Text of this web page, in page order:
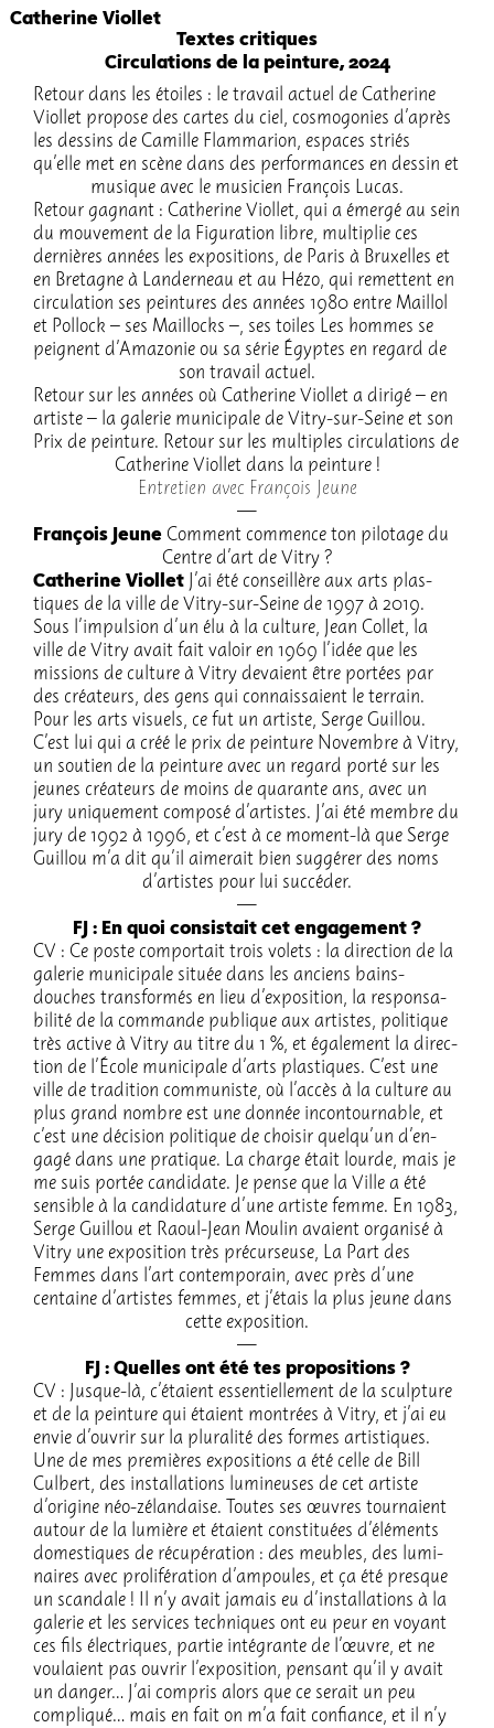
Catherine Viollet
Textes critiques
Circulations de la peinture, 2024
Retour dans les étoiles : le travail actuel de Cathe­rine
Viol­let propose des cartes du ciel, cosmo­go­nies d’après
les dessins de Camille Flam­ma­rion, espaces striés
qu’elle met en scène dans des perfor­mances en dessin et
musique avec le musi­cien François Lucas.
Retour gagnant : Cathe­rine Viol­let, qui a émergé au sein
du mouve­ment de la Figu­ra­tion libre, multi­plie ces
dernières années les expo­si­tions, de Paris à Bruxelles et
en Bretagne à Lander­neau et au Hézo, qui remettent en
circu­la­tion ses pein­tures des années 1980 entre Maillol
et Pollock – ses Maillocks –, ses toiles Les hommes se
peignent d’Ama­zo­nie ou sa série Égyptes en regard de
son travail actuel.
Retour sur les années où Cathe­rine Viol­let a dirigé – en
artiste – la gale­rie muni­ci­pale de Vitry-sur-Seine et son
Prix de pein­ture. Retour sur les multiples circu­la­tions de
Cathe­rine Viol­let dans la pein­ture !
Entre­tien avec François Jeune
François Jeune Comment commence ton pilo­tage du
Centre d’art de Vitry ?
Cathe­rine Viol­let J’ai été conseillère aux arts plas­
tiques de la ville de Vitry-sur-Seine de 1997 à 2019.
Sous l’im­pul­sion d’un élu à la culture, Jean Collet, la
ville de Vitry avait fait valoir en 1969 l’idée que les
missions de culture à Vitry devaient être portées par
des créa­teurs, des gens qui connais­saient le terrain.
Pour les arts visuels, ce fut un artiste, Serge Guillou.
C’est lui qui a créé le prix de pein­ture Novembre à Vitry,
un soutien de la pein­ture avec un regard porté sur les
jeunes créa­teurs de moins de quarante ans, avec un
jury unique­ment composé d’ar­tistes. J’ai été membre du
jury de 1992 à 1996, et c’est à ce moment-là que Serge
Guillou m’a dit qu’il aime­rait bien suggé­rer des noms
d’ar­tistes pour lui succé­der.
FJ : En quoi consis­tait cet enga­ge­ment ?
CV : Ce poste compor­tait trois volets : la direc­tion de la
gale­rie muni­ci­pale située dans les anciens bains-
douches trans­for­més en lieu d’ex­po­si­tion, la respon­sa­
bi­lité de la commande publique aux artistes, poli­tique
très active à Vitry au titre du 1 %, et égale­ment la direc­
tion de l’École muni­ci­pale d’arts plas­tiques. C’est une
ville de tradi­tion commu­niste, où l’ac­cès à la culture au
plus grand nombre est une donnée incon­tour­nable, et
c’est une déci­sion poli­tique de choi­sir quelqu’un d’en­
gagé dans une pratique. La charge était lourde, mais je
me suis portée candi­date. Je pense que la Ville a été
sensible à la candi­da­ture d’une artiste femme. En 1983,
Serge Guillou et Raoul-Jean Moulin avaient orga­nisé à
Vitry une expo­si­tion très précur­seuse, La Part des
Femmes dans l’art contem­po­rain, avec près d’une
centaine d’ar­tistes femmes, et j’étais la plus jeune dans
cette expo­si­tion.
FJ : Quelles ont été tes propo­si­tions ?
CV : Jusque-là, c’étaient essen­tiel­le­ment de la sculp­ture
et de la pein­ture qui étaient montrées à Vitry, et j’ai eu
envie d’ou­vrir sur la plura­lité des formes artis­tiques.
Une de mes premières expo­si­tions a été celle de Bill
Culbert, des instal­la­tions lumi­neuses de cet artiste
d’ori­gine néo-zélan­daise. Toutes ses œuvres tour­naient
autour de la lumière et étaient consti­tuées d’élé­ments
domes­tiques de récu­pé­ra­tion : des meubles, des lumi­
naires avec proli­fé­ra­tion d’am­poules, et ça été presque
un scan­dale ! Il n’y avait jamais eu d’ins­tal­la­tions à la
gale­rie et les services tech­niques ont eu peur en voyant
ces fils élec­triques, partie inté­grante de l’œuvre, et ne
voulaient pas ouvrir l’ex­po­si­tion, pensant qu’il y avait
un danger… J’ai compris alors que ce serait un peu
compliqué… mais en fait on m’a fait confiance, et il n’y